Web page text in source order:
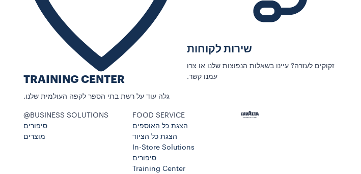
שירות לקוחות
זקוקים לעזרה? עיינו בשאלות הנפוצות שלנו או צרו
עמנו קשר.
TRAINING CENTER
גלה עוד על רשת בתי הספר לקפה העולמית שלנו.
FOOD SERVICE
הצגת כל האוספים
הצגת כל הציוד
In-Store Solutions
סיפורים
Training Center
‎@BUSINESS SOLUTIONS
סיפורים
מוצרים